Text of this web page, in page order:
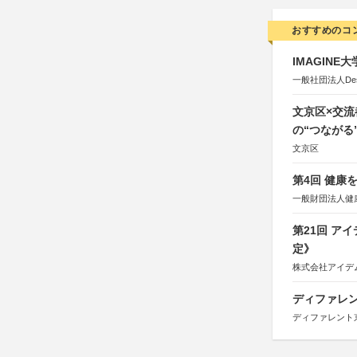
おすすめのコ
IMAGINE大
一般社団法人
文京区×交
の“つながる
文京区
第4回 健康
一般財団法人健
第21回 アイ
定》
株式会社アイデ
ディファレ
ディファレント